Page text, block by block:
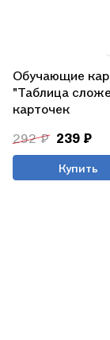
Обучающие
"Таблица
карточек
292 ₽ 239 ₽
Купить